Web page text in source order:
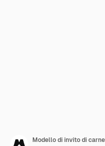
Modello di invito di